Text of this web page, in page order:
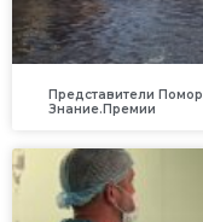
Представители
Знание.Премии